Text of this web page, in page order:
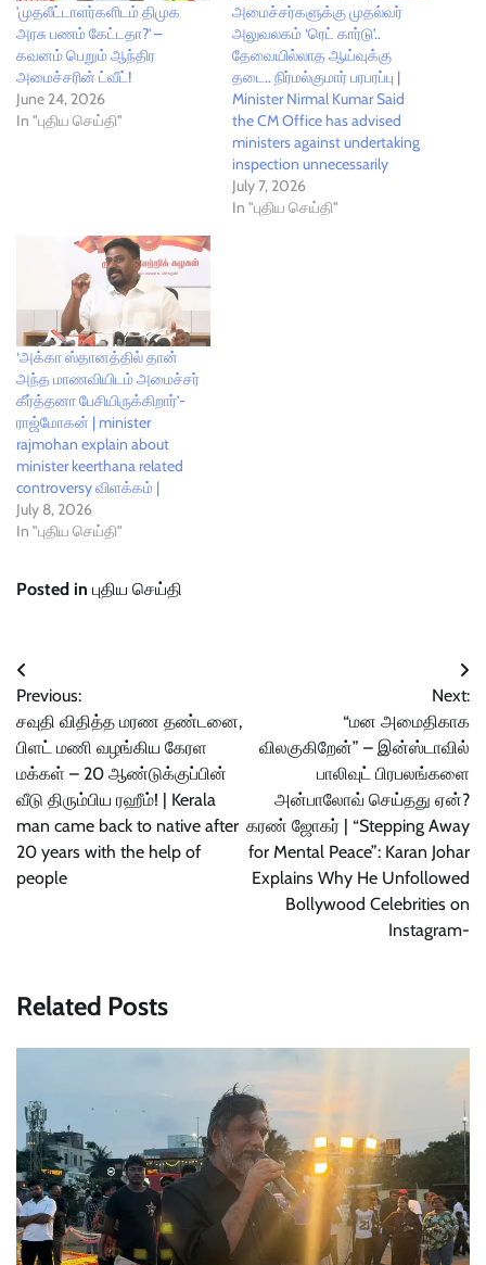
'முதலீட்டாளர்களிடம் திமுக
அரசு பணம் கேட்டதா?' –
கவனம் பெறும் ஆந்திர
அமைச்சரின் ட்வீட்!
June 24, 2026
In "புதிய செய்தி"
அமைச்சர்களுக்கு முதல்வர்
அலுவலகம் ‘ரெட் கார்டு’..
தேவையில்லாத ஆய்வுக்கு
தடை.. நிர்மல்குமார் பரபரப்பு |
Minister Nirmal Kumar Said
the CM Office has advised
ministers against undertaking
inspection unnecessarily
July 7, 2026
In "புதிய செய்தி"
‘அக்கா ஸ்தானத்தில் தான்
அந்த மாணவியிடம் அமைச்சர்
கீர்த்தனா பேசியிருக்கிறார்’-
ராஜ்மோகன் | minister
rajmohan explain about
minister keerthana related
controversy விளக்கம் |
July 8, 2026
In "புதிய செய்தி"
Posted in புதிய செய்தி
Post
navigation
Previous:
சவுதி விதித்த மரண தண்டனை,
பிளட் மணி வழங்கிய கேரள
மக்கள் – 20 ஆண்டுக்குப்பின்
வீடு திரும்பிய ரஹீம்! | Kerala
man came back to native after
20 years with the help of
people
Next:
“மன அமைதிகாக
விலகுகிறேன்” – இன்ஸ்டாவில்
பாலிவுட் பிரபலங்களை
அன்பாலோவ் செய்தது ஏன்?
கரண் ஜோகர் | “Stepping Away
for Mental Peace”: Karan Johar
Explains Why He Unfollowed
Bollywood Celebrities on
Instagram-
Related Posts